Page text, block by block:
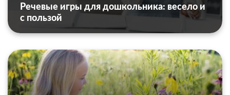
Речевые игры для дошкольника: весело и
с пользой